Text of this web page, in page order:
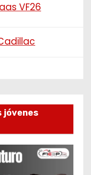
VF26
jóvenes